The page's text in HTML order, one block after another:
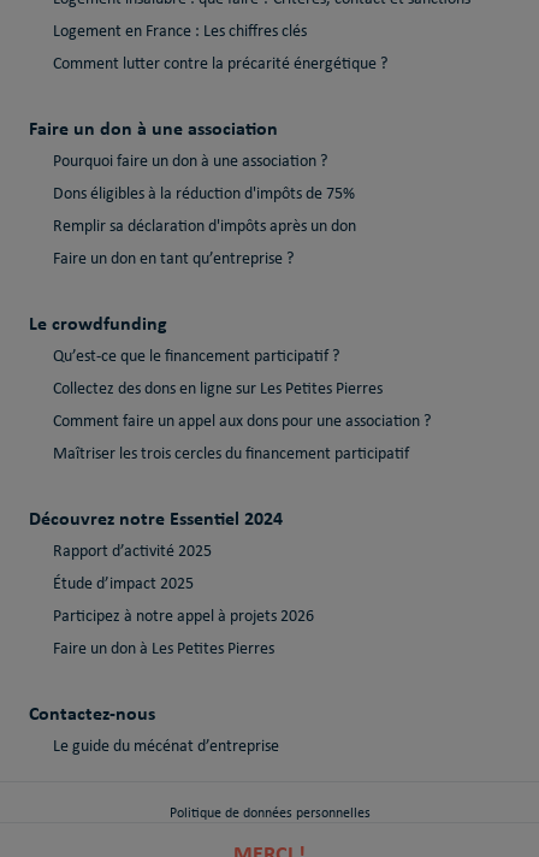
Logement en France : Les chiffres clés
Comment lutter contre la précarité énergétique ?
Faire un don à une association
Pourquoi faire un don à une association ?
Dons éligibles à la réduction d'impôts de 75%
Remplir sa déclaration d'impôts après un don
Faire un don en tant qu’entreprise ?
Le crowdfunding
Qu’est-ce que le financement participatif ?
Collectez des dons en ligne sur Les Petites Pierres
Comment faire un appel aux dons pour une association ?
Maîtriser les trois cercles du financement participatif
Découvrez notre Essentiel 2024
Rapport d’activité 2025
Étude d’impact 2025
Participez à notre appel à projets 2026
Faire un don à Les Petites Pierres
Contactez-nous
Le guide du mécénat d’entreprise
Politique de données personnelles
Politique de cookies